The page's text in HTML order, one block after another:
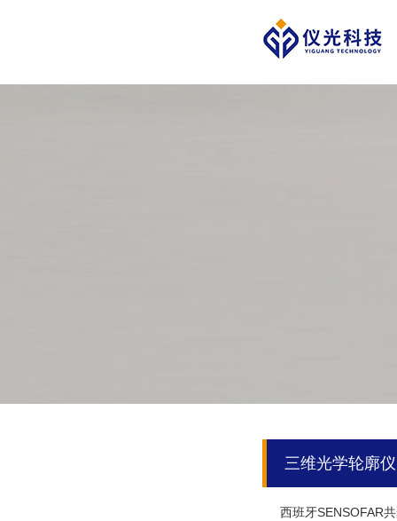
三维光学轮廓仪
西班牙SENSOFAR